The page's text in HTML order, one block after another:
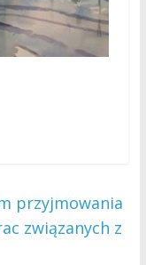
przyjmowania
związanych z